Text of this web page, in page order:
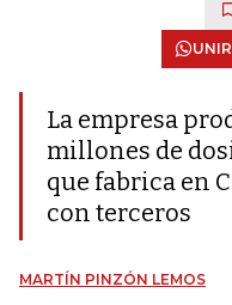
La empresa
millones de
que fabrica en
con terceros
MARTÍN PINZÓN LEMOS